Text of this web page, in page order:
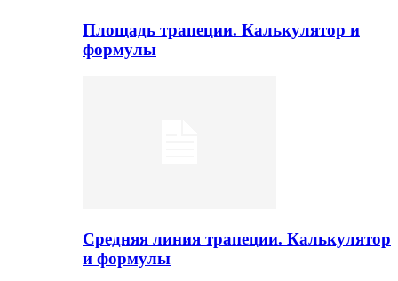
Площадь трапеции. Калькулятор и
формулы
Средняя линия трапеции. Калькулятор
и формулы